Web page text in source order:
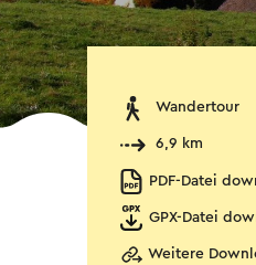
Wandertour
6,9 km
PDF-Datei
GPX-Datei
Weitere